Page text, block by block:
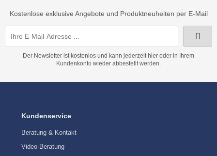
Kostenlose exklusive Angebote und Produktneuheiten per E-Mail
Der Newsletter ist kostenlos und kann jederzeit hier oder in Ihrem
Kundenkonto wieder abbestellt werden.
Kundenservice
Beratung & Kontakt
Video-Beratung